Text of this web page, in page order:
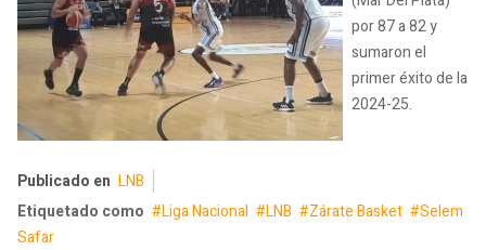
por 87 a 82 y
sumaron el
primer éxito de la
2024-25.
Publicado en LNB
Etiquetado como
Liga Nacional LNB Zárate Basket
Selem
Safar